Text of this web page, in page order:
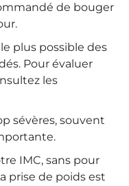
de bouger
plus possible des
Pour évaluer
les
sévères, souvent
IMC, sans pour
prise de poids est